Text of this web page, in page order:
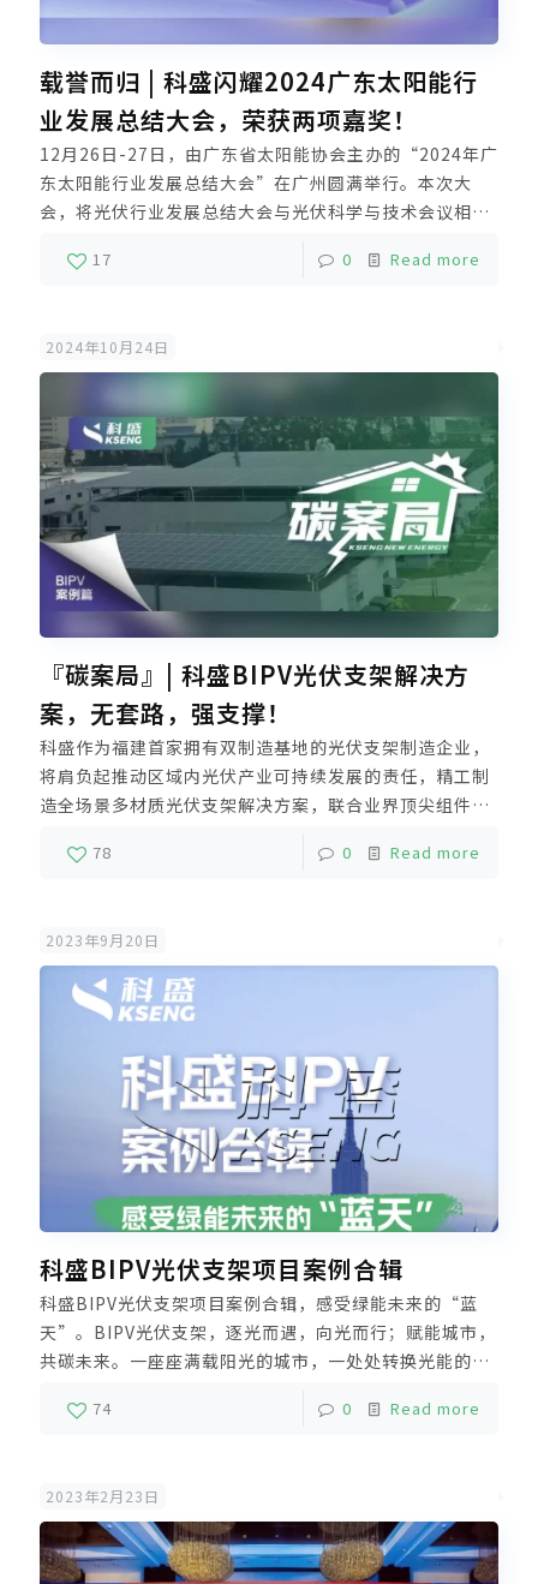
载誉而归 | 科盛闪耀2024广东太阳能行
业发展总结大会，荣获两项嘉奖！
12月26日-27日，由广东省太阳能协会主办的“2024年广
东太阳能行业发展总结大会”在广州圆满举行。本次大
会，将光伏行业发展总结大会与光伏科学与技术会议相结
合，会议分设六个主题论坛，科盛作为协办单位出席本次
会议，与众多业界人士共同探讨光伏发展新机遇。
17 0 Read more
2024年10月24日
『碳案局』| 科盛BIPV光伏支架解决方
案，无套路，强支撑！
科盛作为福建首家拥有双制造基地的光伏支架制造企业，
将肩负起推动区域内光伏产业可持续发展的责任，精工制
造全场景多材质光伏支架解决方案，联合业界顶尖组件、
逆变器品牌打造高品质光伏系统一站式解决方案，为践行
双碳、实现碳中和提供更多有力支撑。
78 0 Read more
2023年9月20日
科盛BIPV光伏支架项目案例合辑
科盛BIPV光伏支架项目案例合辑，感受绿能未来的“蓝
天”。BIPV光伏支架，逐光而遇，向光而行；赋能城市，
共碳未来。一座座满载阳光的城市，一处处转换光能的电
站，既是科盛对绿能未来不变的初心，也是为「零碳时
代」，执笔描绘的宏大蓝图。
74 0 Read more
2023年2月23日